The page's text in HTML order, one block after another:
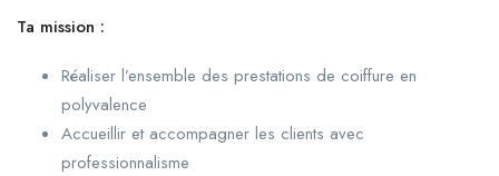
Ta mission :
Réaliser l’ensemble des prestations de coiffure en
polyvalence
Accueillir et accompagner les clients avec
professionnalisme